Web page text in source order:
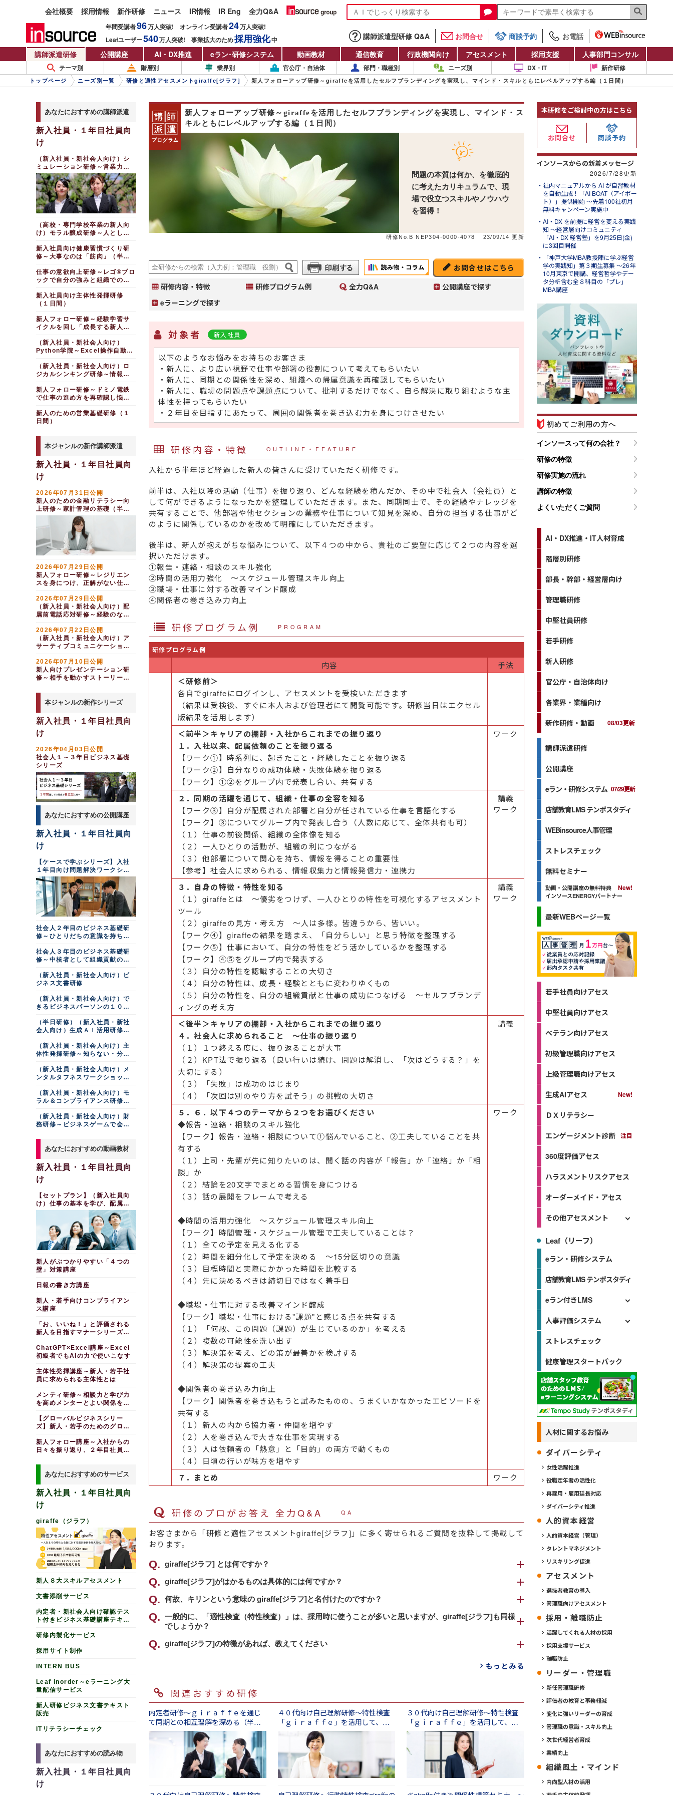
会社概要 採用情報 新作研修 ニュース IR情報 IR Eng 全力Q&A
年間受講者96万人突破! オンライン受講者24万人突破!
Leafユーザー540万人突破! 事業拡大のため採用強化中 講師派遣型研修 Q&A お問合せ 商談予約
お電話
講師派遣研修
公開講座 AI・DX推進 eラン・研修システム 動画教材 通信教育 行政機関向け アセスメント 採用支援 人事部門コンサル
テーマ別 階層別 業界別 官公庁・自治体 部門・職種別 ニーズ別 DX・IT 新作研修
トップページ ニーズ別一覧 研修と適性アセスメントgiraffe[ジラフ] 新人フォローアップ研修～giraffeを活用したセルフブランディングを実現し、マインド・スキルともにレベルアップする編（１日間）
新人フォローアップ研修～giraffeを活用したセルフブランディングを実現し、マインド・ス
キルともにレベルアップする編（１日間）
問題の本質は何か、を徹底的
に考えたカリキュラムで、現
場で役立つスキルやノウハウ
を習得！
研修No.B NEP304-0000-4078 23/09/14 更新
お問合せはこちら
研修内容・特徴
研修プログラム例 全力Q&A
公開講座で探す
eラーニングで探す
対象者 新入社員
以下のようなお悩みをお持ちのお客さま
・新人に、より広い視野で仕事や部署の役割について考えてもらいたい
・新人に、同期との関係性を深め、組織への帰属意識を再確認してもらいたい
・新人に、職場の問題点や課題点について、批判するだけでなく、自ら解決に取り組むような主
体性を持ってもらいたい
・２年目を目指すにあたって、周囲の関係者を巻き込む力を身につけさせたい
研修内容・特徴 OUTLINE・FEATURE
入社から半年ほど経過した新人の皆さんに受けていただく研修です。
前半は、入社以降の活動（仕事）を振り返り、どんな経験を積んだか、その中で社会人（会社員）と
して何ができるようになったかを整理していただきます。また、同期同士で、その経験やナレッジを
共有することで、他部署や他セクションの業務や仕事について知見を深め、自分の担当する仕事がど
のように関係しているのかを改めて明確にしていただきます。
後半は、新人が抱えがちな悩みについて、以下４つの中から、貴社のご要望に応じて２つの内容を選
択いただけます。
①報告・連絡・相談のスキル強化
②時間の活用力強化 ～スケジュール管理スキル向上
③職場・仕事に対する改善マインド醸成
④関係者の巻き込み力向上
研修プログラム例 PROGRAM
研修プログラム例
内容 手法
＜研修前＞
各自でgiraffeにログインし、アセスメントを受検いただきます
（結果は受検後、すぐに本人および管理者にて閲覧可能です。研修当日はエクセル
版結果を活用します）
＜前半＞キャリアの棚卸・入社からこれまでの振り返り
１．入社以来、配属依頼のことを振り返る
【ワーク①】時系列に、起きたこと・経験したことを振り返る
【ワーク②】自分なりの成功体験・失敗体験を振り返る
【ワーク】①②をグループ内で発表し合い、共有する
ワーク
２．同期の活躍を通じて、組織・仕事の全容を知る
【ワーク③】自分が配属された部署と自分が任されている仕事を言語化する
【ワーク】③についてグループ内で発表し合う（人数に応じて、全体共有も可）
（１）仕事の前後関係、組織の全体像を知る
（２）一人ひとりの活動が、組織の利につながる
（３）他部署について関心を持ち、情報を得ることの重要性
【参考】社会人に求められる、情報収集力と情報発信力・連携力
講義
ワーク
３．自身の特徴・特性を知る
（１）giraffeとは ～優劣をつけず、一人ひとりの特性を可視化するアセスメント
ツール
（２）giraffeの見方・考え方 ～人は多様。皆違うから、皆いい。
【ワーク④】giraffeの結果を踏まえ、「自分らしい」と思う特徴を整理する
【ワーク⑤】仕事において、自分の特性をどう活かしているかを整理する
【ワーク】④⑤をグループ内で発表する
（３）自分の特性を認識することの大切さ
（４）自分の特性は、成長・経験とともに変わりゆくもの
（５）自分の特性を、自分の組織貢献と仕事の成功につなげる ～セルフブランデ
ィングの考え方
講義
ワーク
＜後半＞キャリアの棚卸・入社からこれまでの振り返り
４．社会人に求められること ～仕事の振り返り
（１）１つ終える度に、振り返ることが大事
（２）KPT法で振り返る（良い行いは続け、問題は解消し、「次はどうする？」を
大切にする）
（３）「失敗」は成功のはじまり
（４）「次回は別のやり方を試そう」の挑戦の大切さ
講義
５．６．以下４つのテーマから２つをお選びください
◆報告・連絡・相談のスキル強化
【ワーク】報告・連絡・相談について①悩んでいること、②工夫していることを共
有する
（１）上司・先輩が先に知りたいのは、聞く話の内容が「報告」か「連絡」か「相
談」か
（２）結論を20文字でまとめる習慣を身につける
（３）話の展開をフレームで考える
◆時間の活用力強化 ～スケジュール管理スキル向上
【ワーク】時間管理・スケジュール管理で工夫していることは？
（１）全ての予定を見える化する
（２）時間を細分化して予定を決める ～15分区切りの意識
（３）目標時間と実際にかかった時間を比較する
（４）先に決めるべきは締切日ではなく着手日
◆職場・仕事に対する改善マインド醸成
【ワーク】職場・仕事における"課題"と感じる点を共有する
（１）「何故、この問題（課題）が生じているのか」を考える
（２）複数の可能性を洗い出す
（３）解決策を考え、どの策が最善かを検討する
（４）解決策の提案の工夫
◆関係者の巻き込み力向上
【ワーク】関係者を巻き込もうと試みたものの、うまくいかなかったエピソードを
共有する
（１）新人の内から協力者・仲間を増やす
（２）人を巻き込んで大きな仕事を実現する
（３）人は依頼者の「熱意」と「目的」の両方で動くもの
（４）日頃の行いが味方を増やす
ワーク
７．まとめ ワーク
研修のプロがお答え 全力Q&A QA
お客さまから「研修と適性アセスメントgiraffe[ジラフ]」に多く寄せられるご質問を抜粋して掲載して
おります。
giraffe[ジラフ] とは何ですか？
giraffe[ジラフ] は、社員のキャリア志向、モチベーション要素、活躍しやすい環境、考え方・
行動特性などを可視化（見える化）するアセスメントツールです。私たちは「特性を見る適性
検査」とも呼んでいます。社員一人ひとりの特性を踏まえた人事戦略から、採用計画、マネジ
メント方針の立案まで、幅広くご活用いただけます。
giraffe[ジラフ]がはかるものは具体的には何ですか？
社員一人ひとりの考え方と行動特性をはかります。
具体的には
・社員のキャリア志向性（安定と保障、純粋な挑戦、専門・職能別能力、自律と独立、ワーク
ライフバランス、社会への貢献、経営管理能力、起業家的創造性）、
・判断志向（論理性、直感、経験）、
・共感力（視点取得、他者指向的反応、自己指向的反応、被影響性、想像力）、
・自覚している性格（外向性、開放性、協調性、情動性、誠実性）、
・考え方・行動特性（エネルギー、逆境力（レジリエンス）、
・楽観性、自信、完遂力、主体性、曖昧性への耐性、他者に対する許容力）
など計40項目の要素をはかることができます。
論理性や国語力、計算処理能力をはかるような能力検査は giraffe[ジラフ] には含まれていませ
何故、キリンという意味の giraffe[ジラフ]と名付けたのですか？
キリンのように高いところから温かく穏やかな眼差しをもって、あらゆる人の可能性を見つけ
出す存在になることを願い、そして、それが貴社の組織力向上や生産性の最大化につながると
信じて、本サービスをgiraffe[ジラフ]と命名しました。
一般的に、「適性検査（特性検査）」は、採用時に使うことが多いと思いますが、giraffe[ジラフ]も同様
でしょうか？
自己開示を補助するツール、自己理解を補助するツールなどとしてもご活用いただけるため、
①採用時に活用する
面談時に結果シートを印刷しておくことで、より深い質問ができるようになります。
②新人～若手のエンゲージメント向上・離職防止に活用する
一人一人が会社に求めていることや働き方を可視化し、応えることが必要です。
③部下育成やメンター制度に活用する
面談で思いや気持ちを共有する際に、活用できます。ぜひ上司も受検をしてください。
日々仕事に励む全社員の特性を知り、人事戦略に活用する
人事が、社員の特性や思いを把握することができます。人事面談などにも活用できます。
giraffe[ジラフ]の特徴があれば、教えてください
人材の「特性」や「可能性」など、見えにくいものを見える化するのが最大の特徴だと考えて
その他、代表的な２点をご紹介いたします。
①論理性や国語力、計算処理能力をはかるような能力検査が含まれていないので、その人本来
の「特性」をはかることに適しています。設問に対して深く難しく考える必要もないので、10
分～15分程の短時間でお気軽にご回答いただけます。
②「会社に対する満足要素」という任意のアンケートを加えております。（「興味深い仕事が
できる」、「福利厚生が充実している」、「業務外での同僚との交流機会がある」など計35個
の項目より、自社に対して満足している点を複数選択いただけます）。社員の回答結果をもと
に、貴社の社風や特徴を可視化し、採用プロモーションにもご活用いただけます。
もっとみる
関連おすすめ研修
内定者研修～ｇｉｒａｆｆｅを通じ
て同期との相互理解を深める（半日
間）
４０代向け自己理解研修～特性検査
「ｇｉｒａｆｆｅ」を活用して、深
く自分のことを知る（半日間）
３０代向け自己理解研修～特性検査
「ｇｉｒａｆｆｅ」を活用して、深
く自分のことを知る（半日間）
あなたにおすすめの講師派遣
新入社員・１年目社員向
け
（新入社員・新社会人向け）シ
ミュレーション研修～営業力強
化編（２日間）
（高校・専門学校卒業の新人向
け）モラル醸成研修～人として
新入社員向け健康習慣づくり研
修～大事なのは「筋肉」（半日
仕事の意欲向上研修～レゴ®ブロ
ックで自分の強みと組織での活
新入社員向け主体性発揮研修
（１日間）
新人フォロー研修～経験学習サ
イクルを回し「成長する新人」
（新入社員・新社会人向け）
Python学院～Excel操作自動化
（新入社員・新社会人向け）ロ
ジカルシンキング研修～情報を
新人フォロー研修～ドミノ電鉄
で仕事の進め方を再確認し悩み
新人のための営業基礎研修（１
日間）
本ジャンルの新作講師派遣
新入社員・１年目社員向
け
2026年07月31日公開
新人のための金融リテラシー向
上研修～家計管理の基礎（半日
間）
2026年07月29日公開
新人フォロー研修～レジリエン
スを身につけ、正解がない仕事
2026年07月29日公開
（新入社員・新社会人向け）配
属前電話応対研修～経験のない
2026年07月22日公開
（新入社員・新社会人向け）ア
サーティブコミュニケーション
2026年07月10日公開
新人向けプレゼンテーション研
修～相手を動かすストーリー設
本ジャンルの新作シリーズ
新入社員・１年目社員向
け
2026年04月03日公開
社会人１～３年目ビジネス基礎
シリーズ
あなたにおすすめの公開講座
新入社員・１年目社員向
け
【ケースで学ぶシリーズ】入社
１年目向け問題解決ワークショ
ップ
社会人２年目のビジネス基礎研
修～ひとりだちの意識を持ち後
社会人３年目のビジネス基礎研
修～中核者として組織貢献の幅
（新入社員・新社会人向け）ビ
ジネス文書研修
（新入社員・新社会人向け）で
きるビジネスパーソンの１０の
（半日研修）（新入社員・新社
会人向け）生成ＡＩ活用研修～
を身につける
（新入社員・新社会人向け）主
体性発揮研修～知らない・分か
（新入社員・新社会人向け）メ
ンタルタフネスワークショップ
不安との向き合い方を学ぶ
（新入社員・新社会人向け）モ
ラル＆コンプライアンス研修～
損害
（新入社員・新社会人向け）財
務研修～ビジネスゲームで会社
あなたにおすすめの動画教材
新入社員・１年目社員向
け
【セットプラン】（新入社員向
け）仕事の基本を学び、配属後
すぐに自信を持って動けるよう
新人がぶつかりやすい「４つの
壁」対策講座
日報の書き方講座
新人・若手向けコンプライアン
ス講座
「お、いいね！」と評価される
新人を目指すマナーシリーズ～
ド付き）
ChatGPT×Excel講座～Excel
初級者でもAIの力で使いこなす
主体性発揮講座～新人・若手社
員に求められる主体性とは
メンティ研修～相談力と学び力
を高めメンターとよい関係を築
【グローバルビジネスシリー
ズ】新人・若手のためのグロー
人材に必要な視点と行動を理解
する
新人フォロー講座～入社からの
日々を振り返り、２年目社員に
付き
あなたにおすすめのサービス
新入社員・１年目社員向
け
giraffe（ジラフ）
新人８大スキルアセスメント
文書添削サービス
内定者・新社会人向け確認テス
ト付きビジネス基礎講座テキス
研修内製化サービス
採用サイト制作
INTERN BUS
Leaf inorder～eラーニング大
量配信サービス
新人研修ビジネス文書テキスト
販売
ITリテラシーチェック
あなたにおすすめの読み物
新入社員・１年目社員向
け
本研修をご検討中の方はこちら
お問合せ 商談予約
インソースからの新着メッセージ
2026/7/28更新
社内マニュアルから AI が自習教材
を自動生成！「AI BOAT（アイボー
ト）」提供開始 ～先着100社初月
無料キャンペーン実施中
AI・DX を前提に経営を変える実践
知 ～経営層向けコミュニティ
「AI・DX 経営塾」を9月25日(金)
に3回目開催
「神戸大学MBA教授陣に学ぶ経営
学の実践知」第３期生募集 ～26年
10月東京で開講、経営哲学やデー
タ分析含む全８科目の「プレ」
MBA講座
Aug.07
ＡＩエージェント活用事例４選
～営業準備・移動判断・備品購
入を効率化する」のご紹介
初めてご利用の方へ
インソースって何の会社？
研修の特徴
研修実施の流れ
講師の特徴
よくいただくご質問
AI・DX推進・IT人材育成
階層別研修
部長・幹部・経営層向け
管理職研修
中堅社員研修
若手研修
新人研修
官公庁・自治体向け
各業界・業種向け
新作研修・動画 08/03更新
講師派遣研修
公開講座
eラン・研修システム 07/29更新
店舗教育LMS テンポスタディ
WEBinsource人事管理
ストレスチェック
無料セミナー
動画・公開講座の無料特典
インソースENERGYパートナー
最新WEBページ一覧
若手社員向けアセス
中堅社員向けアセス
ベテラン向けアセス
初級管理職向けアセス
上級管理職向けアセス
生成AIアセス
ＤＸリテラシー
エンゲージメント診断
360度評価アセス
ハラスメントリスクアセス
オーダーメイド・アセス
その他アセスメント
Leaf（リーフ）
eラン・研修システム
店舗教育LMS テンポスタディ
eラン付きLMS
人事評価システム
ストレスチェック
健康管理スタートパック
人材に関するお悩み
ダイバーシティ
女性活躍推進
役職定年者の活性化
再雇用・雇用延長対応
ダイバーシティ推進
人的資本経営
人的資本経営（管理）
タレントマネジメント
リスキリング促進
アセスメント
選抜者教育の導入
管理職向けアセスメント
採用・離職防止
活躍してくれる人材の採用
採用支援サービス
離職防止
リーダー・管理職
新任管理職研修
評価者の教育と事務軽減
変化に強いリーダーの育成
管理職の意識・スキル向上
次世代経営者育成
業績向上
組織風土・マインド
内向型人材の活用